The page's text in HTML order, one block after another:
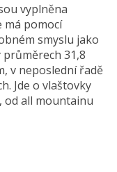
vyplněna
má pomocí
smyslu jako
31,8
v neposlední řadě
Jde o vlaštovky
od all mountainu